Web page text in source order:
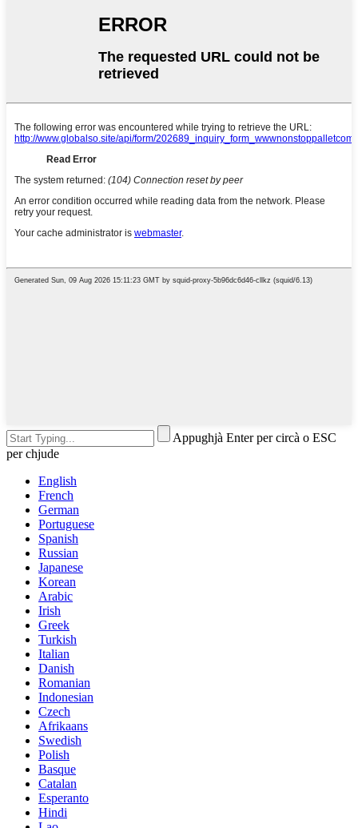
Appughjà Enter per circà o ESC
per chjude
English
French
German
Portuguese
Spanish
Russian
Japanese
Korean
Arabic
Irish
Greek
Turkish
Italian
Danish
Romanian
Indonesian
Czech
Afrikaans
Swedish
Polish
Basque
Catalan
Esperanto
Hindi